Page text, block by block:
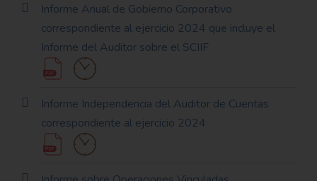
Informe Anual de Gobierno Corporativo
correspondiente al ejercicio 2024 que incluye el
Informe del Auditor sobre el SCIIF
Informe Independencia del Auditor de Cuentas
correspondiente al ejercicio 2024